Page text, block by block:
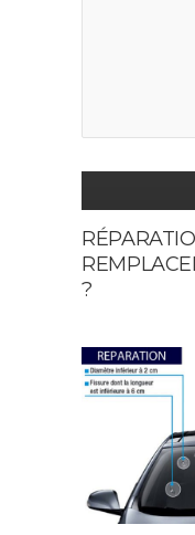
This
field
should
left
blank
?